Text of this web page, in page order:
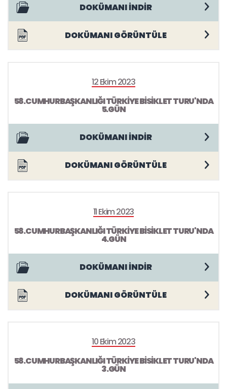
DOKÜMANI İNDİR
DOKÜMANI GÖRÜNTÜLE
12 Ekim 2023
58.CUMHURBAŞKANLIĞI TÜRKİYE BİSİKLET TURU'NDA
5.GÜN
DOKÜMANI İNDİR
DOKÜMANI GÖRÜNTÜLE
11 Ekim 2023
58.CUMHURBAŞKANLIĞI TÜRKİYE BİSİKLET TURU'NDA
4.GÜN
DOKÜMANI İNDİR
DOKÜMANI GÖRÜNTÜLE
10 Ekim 2023
58.CUMHURBAŞKANLIĞI TÜRKİYE BİSİKLET TURU'NDA
3.GÜN